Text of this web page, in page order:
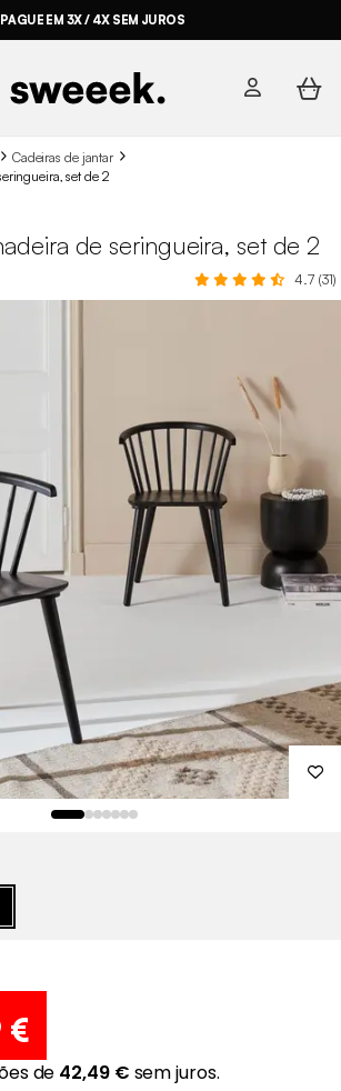
PAGUE EM 3X / 4X SEM JUROS
Cadeiras de jantar
set de 2
de seringueira, set de 2
4.7 (31)
€